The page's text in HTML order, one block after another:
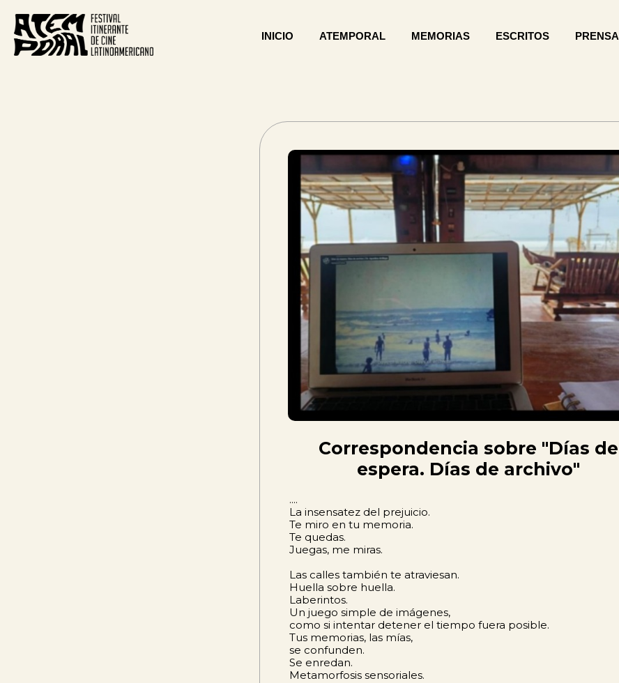
INICIO ATEMPORAL MEMORIAS ESCRITOS PRENSA
Correspondencia sobre "Días de
espera. Días de archivo"
....
La insensatez del prejuicio.
Te miro en tu memoria.
Te quedas.
Juegas, me miras.
Las calles también te atraviesan.
Huella sobre huella.
Laberintos.
Un juego simple de imágenes,
como si intentar detener el tiempo fuera posible.
Tus memorias, las mías,
se confunden.
Se enredan.
Metamorfosis sensoriales.